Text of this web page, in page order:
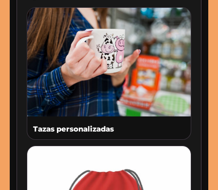
Tazas personalizadas